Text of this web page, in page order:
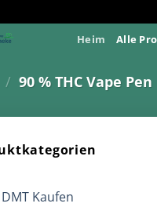
Heim
Alle
/ 90 % THC Vape Pen
Kaufen